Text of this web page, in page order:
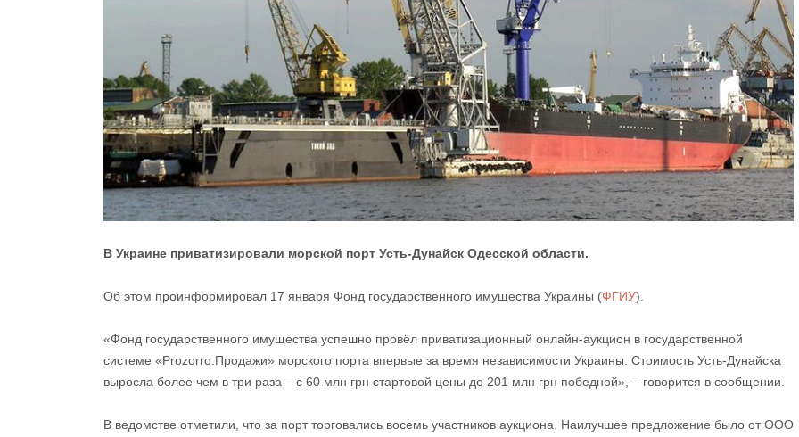
В Украине приватизировали морской порт Усть-Дунайск Одесской области.
Об этом проинформировал 17 января Фонд государственного имущества Украины (ФГИУ).
«Фонд государственного имущества успешно провёл приватизационный онлайн-аукцион в государственной
системе «Prozorro.Продажи» морского порта впервые за время независимости Украины. Стоимость Усть-Дунайска
выросла более чем в три раза – с 60 млн грн стартовой цены до 201 млн грн победной», – говорится в сообщении.
В ведомстве отметили, что за порт торговались восемь участников аукциона. Наилучшее предложение было от ООО